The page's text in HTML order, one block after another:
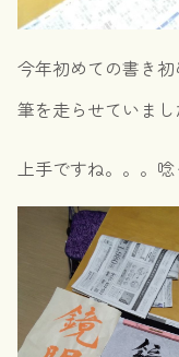
今年初めての書き
筆を走らせていまし
上手ですね。。。